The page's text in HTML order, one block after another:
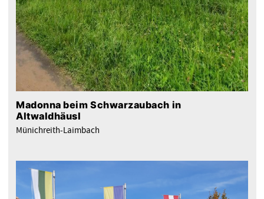
Madonna beim Schwarzaubach in
Altwaldhäusl
Münichreith-Laimbach